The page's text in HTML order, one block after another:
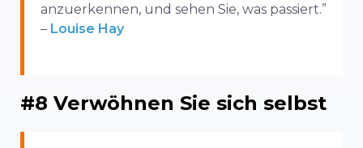
anzuerkennen, und sehen Sie, was passiert.”
– Louise Hay
#8 Verwöhnen Sie sich selbst